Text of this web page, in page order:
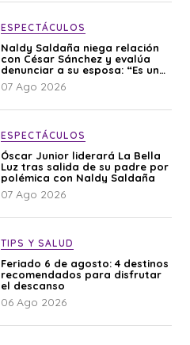
ESPECTÁCULOS
Naldy Saldaña niega relación
con César Sánchez y evalúa
denunciar a su esposa: “Es una
difamación”
07 Ago 2026
ESPECTÁCULOS
Óscar Junior liderará La Bella
Luz tras salida de su padre por
polémica con Naldy Saldaña
07 Ago 2026
TIPS Y SALUD
Feriado 6 de agosto: 4 destinos
recomendados para disfrutar
el descanso
06 Ago 2026